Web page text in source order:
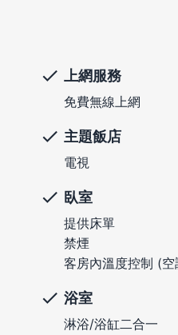
上網服務
免費無線上網
主題飯店
電視
臥室
提供床單
禁煙
客房內溫度控制 (空
浴室
淋浴/浴缸二合一